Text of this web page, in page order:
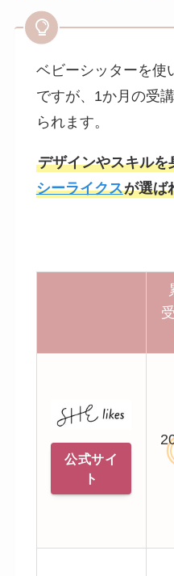
ベビーシッターを使
ですが、1か月の受
られます。
デザインやスキルを
シーライクスが選ば
公式サイ
ト